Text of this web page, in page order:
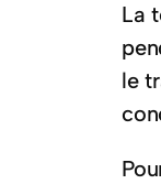
La
le